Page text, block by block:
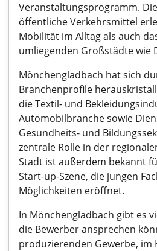
Veranstaltungsprogramm.
öffentliche Verkehrsmittel
Mobilität im Alltag als auch
umliegenden Großstädte wie
Mönchengladbach hat sich
Branchenprofile
die Textil- und
Automobilbranche sowie
Gesundheits- und
zentrale Rolle in der
Stadt ist außerdem bekannt
Start-up-Szene, die jungen
Möglichkeiten eröffnet.
In Mönchengladbach gibt es
die Bewerber ansprechen
produzierenden Gewerbe, im